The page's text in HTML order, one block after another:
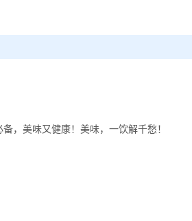
，美味又健康！美味，一饮解千愁！